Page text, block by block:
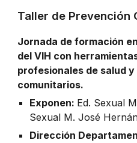
Taller de Prevención
Jornada de formación
del VIH con
profesionales de salud
comunitarios.
Exponen: Ed. Sexual
Sexual M. José
Dirección